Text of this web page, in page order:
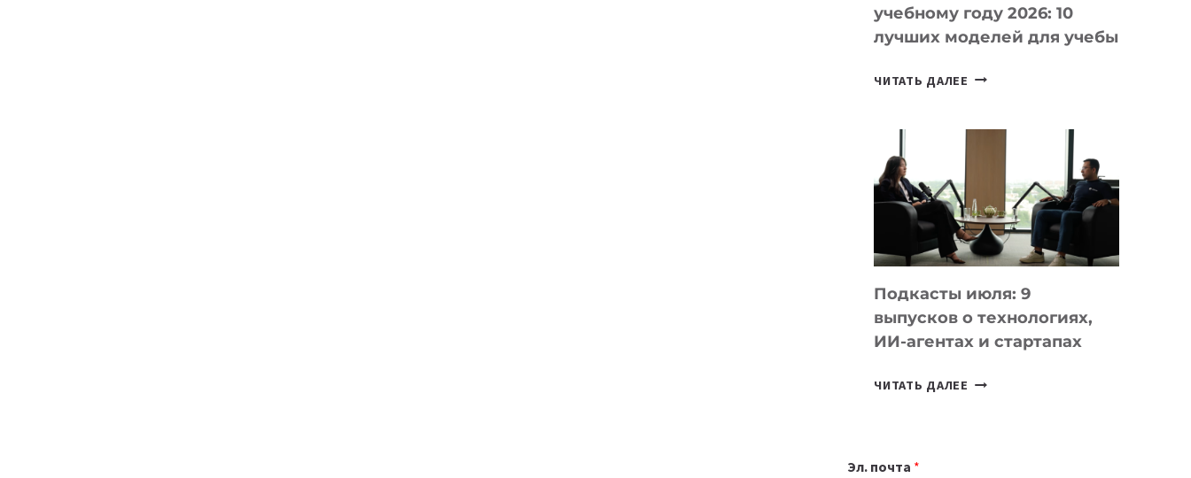
учебному году 2026: 10
лучших моделей для учебы
ЧИТАТЬ ДАЛЕЕ КАКОЙ
2026:
10
ЛУЧШИХ
ДЛЯ
УЧЕБЫ
Подкасты июля: 9
выпусков о технологиях,
ИИ-агентах и стартапах
ЧИТАТЬ ДАЛЕЕ ПОДКАСТЫ
Эл. почта *